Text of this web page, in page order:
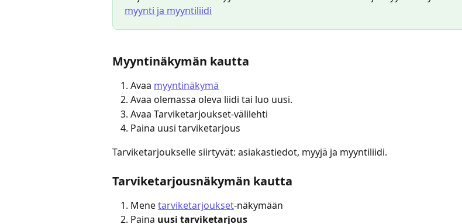
myynti ja myyntiliidi
Myyntinäkymän kautta
Avaa myyntinäkymä
Avaa olemassa oleva liidi tai luo uusi.
Avaa Tarviketarjoukset-välilehti
Paina uusi tarviketarjous
Tarviketarjoukselle siirtyvät: asiakastiedot, myyjä ja myyntiliidi.
Tarviketarjousnäkymän kautta
Mene tarviketarjoukset-näkymään
Paina uusi tarviketarjous